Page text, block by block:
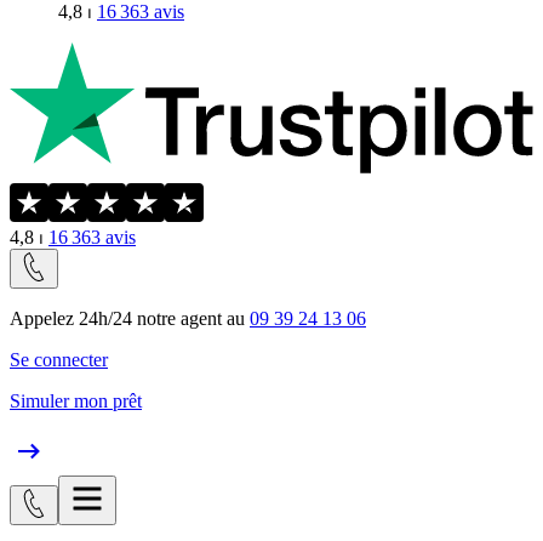
4,8 ⏐ 16 363 avis
4,8 ⏐ 16 363 avis
Appelez 24h/24 notre agent au 09 39 24 13 06
Se connecter
Simuler mon prêt